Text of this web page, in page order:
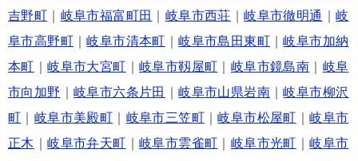
吉野町
岐阜市福富町田 岐阜市西荘 ｜岐阜市徹明通 ｜岐
阜市高野町
｜岐阜市清本町 ｜岐阜市島田東町 ｜岐阜市加納
本町
｜岐阜市大宮町 ｜岐阜市靱屋町 岐阜市鏡島南
岐阜
市向加野 ｜岐阜市六条片田 ｜岐阜市山県岩南 ｜岐阜市柳沢
町
岐阜市美殿町 岐阜市三笠町 ｜岐阜市松屋町 ｜岐阜市
正木
｜岐阜市弁天町 ｜岐阜市雲雀町 岐阜市光町 ｜岐阜市